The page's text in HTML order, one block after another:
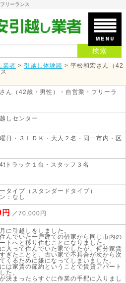
リーランス
業者 > 引越し体験談 > 平松和宏さん（42
ん（42歳・男性）・自営業・フリーラ
しセンター
日・３ＬＤＫ・大人２名・同一市内・区
トラック１台・スタッフ３名
タイプ（スタンダードタイプ）
：なし
／70,000円
に引越しをしました。
んでいた一戸建ての借家から同じ市内の
トへと移り住むことになりました。
入って住んでいた家でしたが、何分家賃
ぎたことと、古い家で不具合が次から次
くるために嫌になってしまいました。
は家賃の節約ということで賃貸アパート
た。
決まったらすぐに作業の手配に入りまし